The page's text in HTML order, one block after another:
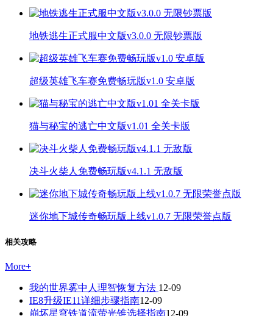
地铁逃生正式服中文版v3.0.0 无限钞票版
超级英雄飞车赛免费畅玩版v1.0 安卓版
猫与秘宝的逃亡中文版v1.01 全关卡版
决斗火柴人免费畅玩版v4.1.1 无敌版
迷你地下城传奇畅玩版上线v1.0.7 无限荣誉点版
相关攻略
More+
我的世界雾中人理智恢复方法 12-09
IE8升级IE11详细步骤指南12-09
崩坏星穹铁道流萤光锥选择指南12-09